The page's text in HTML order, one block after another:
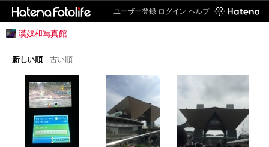
ユーザー登録 ログイン ヘルプ
漢奴和写真館
新しい順 | 古い順